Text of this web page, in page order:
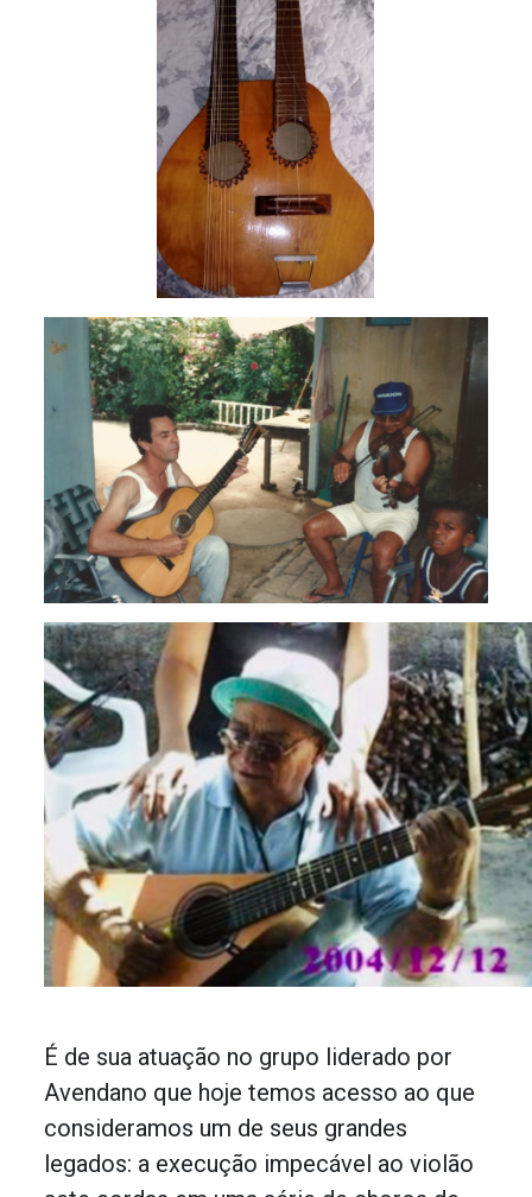
É de sua atuação no grupo liderado por
Avendano que hoje temos acesso ao que
consideramos um de seus grandes
legados: a execução impecável ao violão